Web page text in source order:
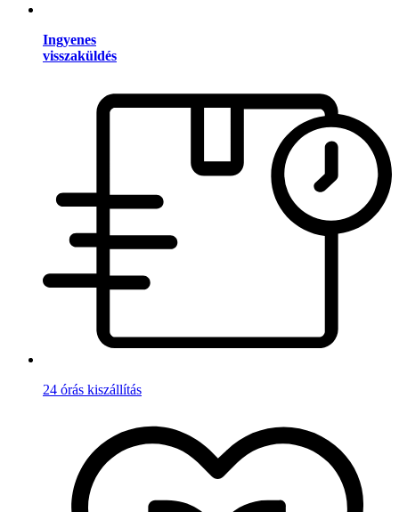
Ingyenes
visszaküldés
24 órás kiszállítás